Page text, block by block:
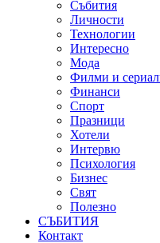
Събития
Личности
Технологии
Интересно
Мода
Филми и
Финанси
Спорт
Празници
Хотели
Интервю
Психология
Бизнес
Свят
Полезно
СЪБИТИЯ
Контакт